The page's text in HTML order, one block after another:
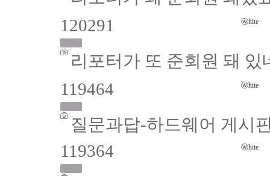
120291
리포터가 또 준회원 돼 있
ⓦhite
119464
질문과답-하드웨어 게시
ⓦhite
119364
ⓦhite